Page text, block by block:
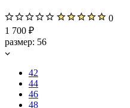
0
1 700 ₽
размер: 56
42
44
46
48